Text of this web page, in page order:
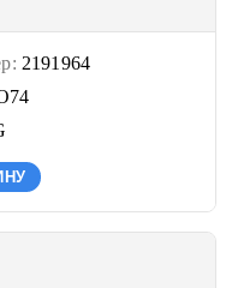
2191964